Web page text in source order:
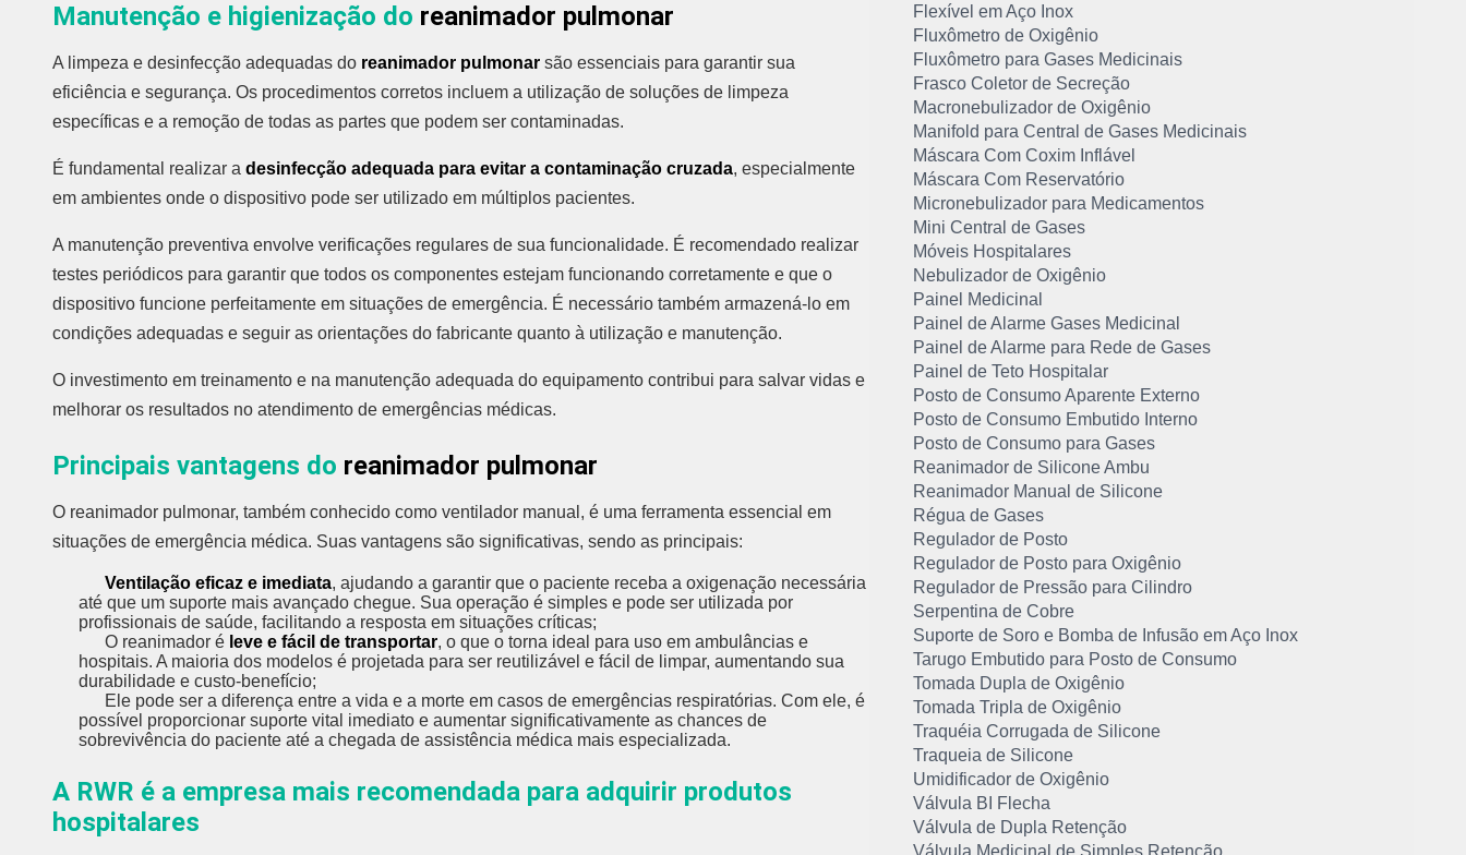
Manutenção e higienização do reanimador pulmonar
A limpeza e desinfecção adequadas do reanimador pulmonar são essenciais para garantir sua
eficiência e segurança. Os procedimentos corretos incluem a utilização de soluções de limpeza
específicas e a remoção de todas as partes que podem ser contaminadas.
É fundamental realizar a desinfecção adequada para evitar a contaminação cruzada, especialmente
em ambientes onde o dispositivo pode ser utilizado em múltiplos pacientes.
A manutenção preventiva envolve verificações regulares de sua funcionalidade. É recomendado realizar
testes periódicos para garantir que todos os componentes estejam funcionando corretamente e que o
dispositivo funcione perfeitamente em situações de emergência. É necessário também armazená-lo em
condições adequadas e seguir as orientações do fabricante quanto à utilização e manutenção.
O investimento em treinamento e na manutenção adequada do equipamento contribui para salvar vidas e
melhorar os resultados no atendimento de emergências médicas.
Principais vantagens do reanimador pulmonar
O reanimador pulmonar, também conhecido como ventilador manual, é uma ferramenta essencial em
situações de emergência médica. Suas vantagens são significativas, sendo as principais:
Ventilação eficaz e imediata, ajudando a garantir que o paciente receba a oxigenação necessária
até que um suporte mais avançado chegue. Sua operação é simples e pode ser utilizada por
profissionais de saúde, facilitando a resposta em situações críticas;
O reanimador é leve e fácil de transportar, o que o torna ideal para uso em ambulâncias e
hospitais. A maioria dos modelos é projetada para ser reutilizável e fácil de limpar, aumentando sua
durabilidade e custo-benefício;
Ele pode ser a diferença entre a vida e a morte em casos de emergências respiratórias. Com ele, é
possível proporcionar suporte vital imediato e aumentar significativamente as chances de
sobrevivência do paciente até a chegada de assistência médica mais especializada.
A RWR é a empresa mais recomendada para adquirir produtos
hospitalares
Flexível em Aço Inox
Fluxômetro de Oxigênio
Fluxômetro para Gases Medicinais
Frasco Coletor de Secreção
Macronebulizador de Oxigênio
Manifold para Central de Gases Medicinais
Máscara Com Coxim Inflável
Máscara Com Reservatório
Micronebulizador para Medicamentos
Mini Central de Gases
Móveis Hospitalares
Nebulizador de Oxigênio
Painel Medicinal
Painel de Alarme Gases Medicinal
Painel de Alarme para Rede de Gases
Painel de Teto Hospitalar
Posto de Consumo Aparente Externo
Posto de Consumo Embutido Interno
Posto de Consumo para Gases
Reanimador de Silicone Ambu
Reanimador Manual de Silicone
Régua de Gases
Regulador de Posto
Regulador de Posto para Oxigênio
Regulador de Pressão para Cilindro
Serpentina de Cobre
Suporte de Soro e Bomba de Infusão em Aço Inox
Tarugo Embutido para Posto de Consumo
Tomada Dupla de Oxigênio
Tomada Tripla de Oxigênio
Traquéia Corrugada de Silicone
Traqueia de Silicone
Umidificador de Oxigênio
Válvula BI Flecha
Válvula de Dupla Retenção
Válvula Medicinal de Simples Retenção